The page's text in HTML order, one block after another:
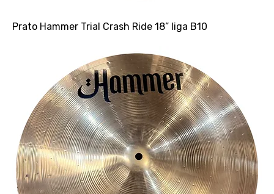
Prato Hammer Trial Crash Ride 18” liga B10